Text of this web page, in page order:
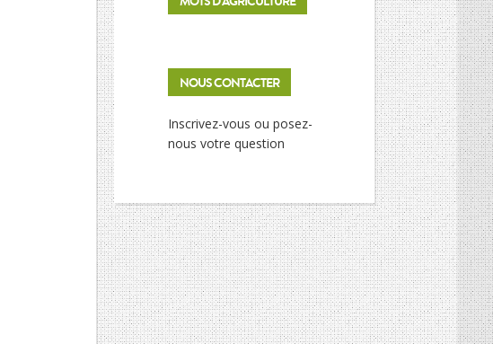
NOUS CONTACTER
Inscrivez-vous ou posez-
nous votre question